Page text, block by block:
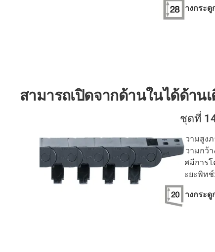
รางกระ
สามารถเปิดจากด้านในได้ด้าน
ชุดที่
ความสูงภ
ความกว้
รัศมีการ
ระยะพิท
รางกระดู